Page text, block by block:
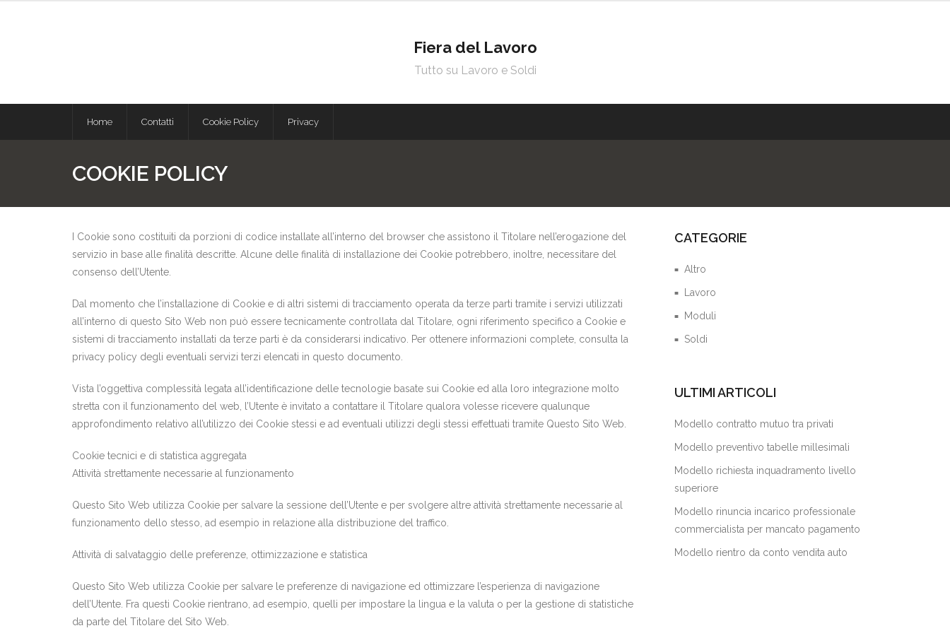
Fiera del Lavoro
Tutto su Lavoro e Soldi
Home Contatti Cookie Policy Privacy
COOKIE POLICY
I Cookie sono costituiti da porzioni di codice installate all’interno del browser che assistono il Titolare nell’erogazione del
servizio in base alle finalità descritte. Alcune delle finalità di installazione dei Cookie potrebbero, inoltre, necessitare del
consenso dell’Utente.
Dal momento che l’installazione di Cookie e di altri sistemi di tracciamento operata da terze parti tramite i servizi utilizzati
all’interno di questo Sito Web non può essere tecnicamente controllata dal Titolare, ogni riferimento specifico a Cookie e
sistemi di tracciamento installati da terze parti è da considerarsi indicativo. Per ottenere informazioni complete, consulta la
privacy policy degli eventuali servizi terzi elencati in questo documento.
Vista l’oggettiva complessità legata all’identificazione delle tecnologie basate sui Cookie ed alla loro integrazione molto
stretta con il funzionamento del web, l’Utente è invitato a contattare il Titolare qualora volesse ricevere qualunque
approfondimento relativo all’utilizzo dei Cookie stessi e ad eventuali utilizzi degli stessi effettuati tramite Questo Sito Web.
Cookie tecnici e di statistica aggregata
Attività strettamente necessarie al funzionamento
Questo Sito Web utilizza Cookie per salvare la sessione dell’Utente e per svolgere altre attività strettamente necessarie al
funzionamento dello stesso, ad esempio in relazione alla distribuzione del traffico.
Attività di salvataggio delle preferenze, ottimizzazione e statistica
Questo Sito Web utilizza Cookie per salvare le preferenze di navigazione ed ottimizzare l’esperienza di navigazione
dell’Utente. Fra questi Cookie rientrano, ad esempio, quelli per impostare la lingua e la valuta o per la gestione di statistiche
da parte del Titolare del Sito Web.
CATEGORIE
Altro
Lavoro
Moduli
Soldi
ULTIMI ARTICOLI
Modello contratto mutuo tra privati
Modello preventivo tabelle millesimali
Modello richiesta inquadramento livello
superiore
Modello rinuncia incarico professionale
commercialista per mancato pagamento
Modello rientro da conto vendita auto​